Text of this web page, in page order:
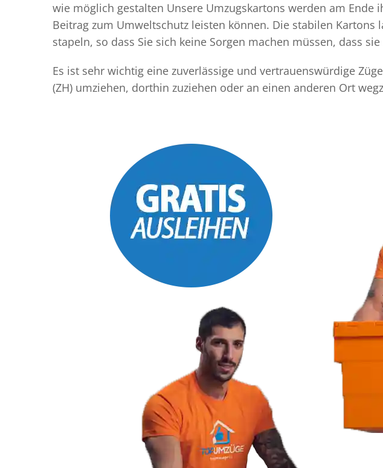
wie möglich gestalten Unsere Umzugskartons werden am Ende
Beitrag zum Umweltschutz leisten können. Die stabilen
stapeln, so dass Sie sich keine Sorgen machen müssen, dass
Es ist sehr wichtig eine zuverlässige und vertrauenswürdige
(ZH) umziehen, dorthin zuziehen oder an einen anderen Ort